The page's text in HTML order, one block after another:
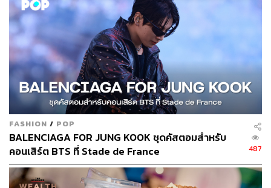
และในการฉลองครบรอบ 10 ปี Uniqlo ได้มีการเปิดตัวเสื้อยืด
UT คอลเล็กชัน Mickey Mouse in Thailand โดยนำคาแรก
เตอร์ยอดฮิตอย่าง Mickey Mouse, Minnie Mouse, Donald
Duck และ Daisy Duck ใส่ความเป็นไทยลงไป ไม่ว่าจะ
เป็นการไหว้ หรือมวยไทย ซึ่งนี่เป็นครั้งแรกที่ Uniqlo ได้ร่วม
มือกับ Disney ในการผลิตเสื้อ UT และถุงผ้า Eco Bag ที่
ดีไซน์พิเศษสำหรับประเทศไทยเท่านั้น
สำหรับ Uniqlo นั้นเป็นแบรนด์ที่ใหญ่ที่สุดในกลุ่ม Fast
Retailing ทั้ง 8 แบรนด์ ซึ่งปัจจุบัน Uniqlo มีจำนวนร้านสาขา
กว่า 2,200 แห่ง ใน 25 ประเทศทั่วโลก
FASHION / POP
BALENCIAGA FOR JUNG KOOK ชุดคัสตอมสำหรับ
คอนเสิร์ต BTS ที่ Stade de France
487